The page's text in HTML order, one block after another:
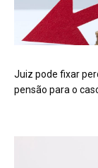
Juiz pode fixar
pensão para o